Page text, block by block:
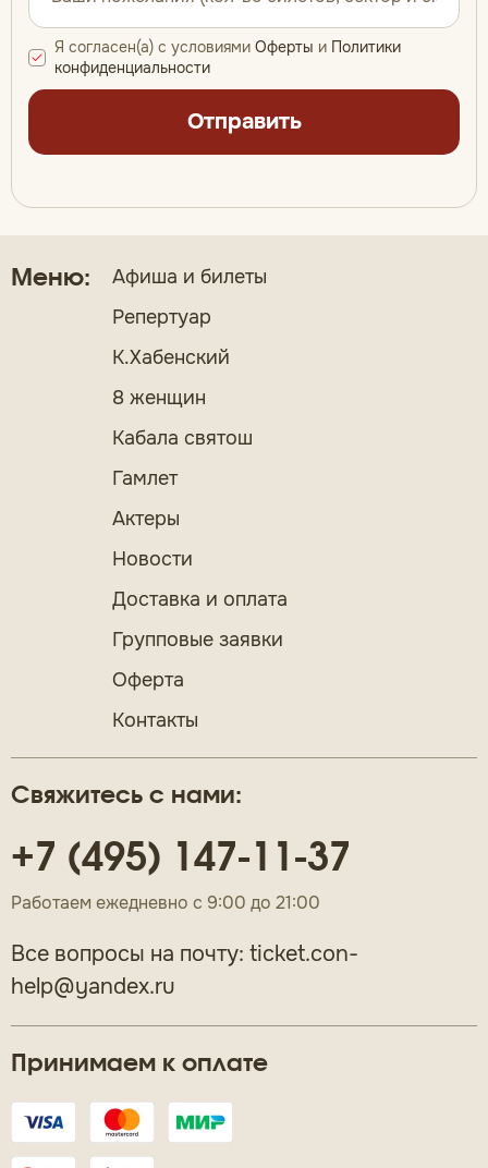
Я согласен(а) с условиями Оферты и Политики
конфиденциальности
Отправить
Принимаем к оплате
Свяжитесь с нами:
+7 (495) 147-11-37
Работаем ежедневно с 9:00 до 21:00
Все вопросы на почту: ticket.con-
help@yandex.ru
Меню:
Афиша и билеты
Репертуар
К.Хабенский
8 женщин
Кабала святош
Гамлет
Актеры
Новости
Доставка и оплата
Групповые заявки
Оферта
Контакты